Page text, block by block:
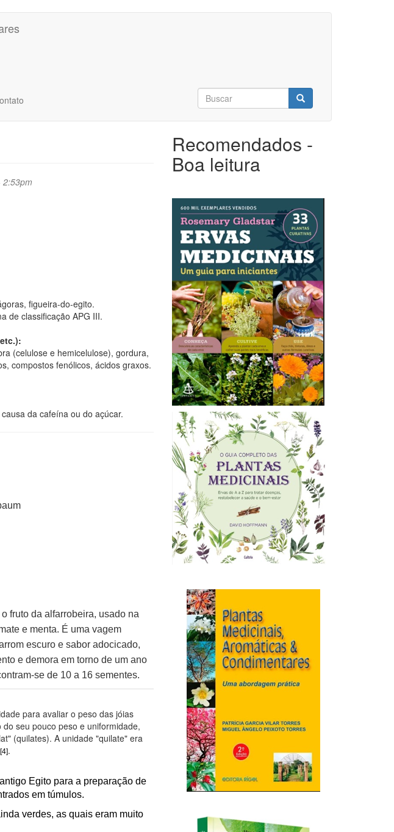
Formulário
de
busca
figueira-do-egito.
de classificação APG III.
(celulose e hemicelulose), gordura,
compostos fenólicos, ácidos graxos.
da cafeína ou do açúcar.
fruto da alfarrobeira, usado na
e menta. É uma vagem
escuro e sabor adocicado,
e demora em torno de um ano
se de 10 a 16 sementes.
para avaliar o peso das jóias
seu pouco peso e uniformidade,
(quilates). A unidade "quilate" era
[4].
Egito para a preparação de
em túmulos.
verdes, as quais eram muito
Recomendados -
Boa leitura